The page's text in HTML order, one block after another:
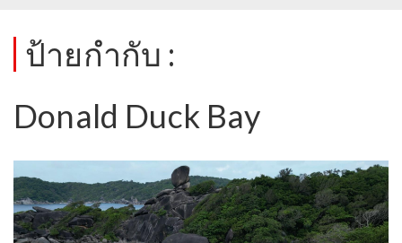
ป้ายกำกับ :
Donald Duck Bay